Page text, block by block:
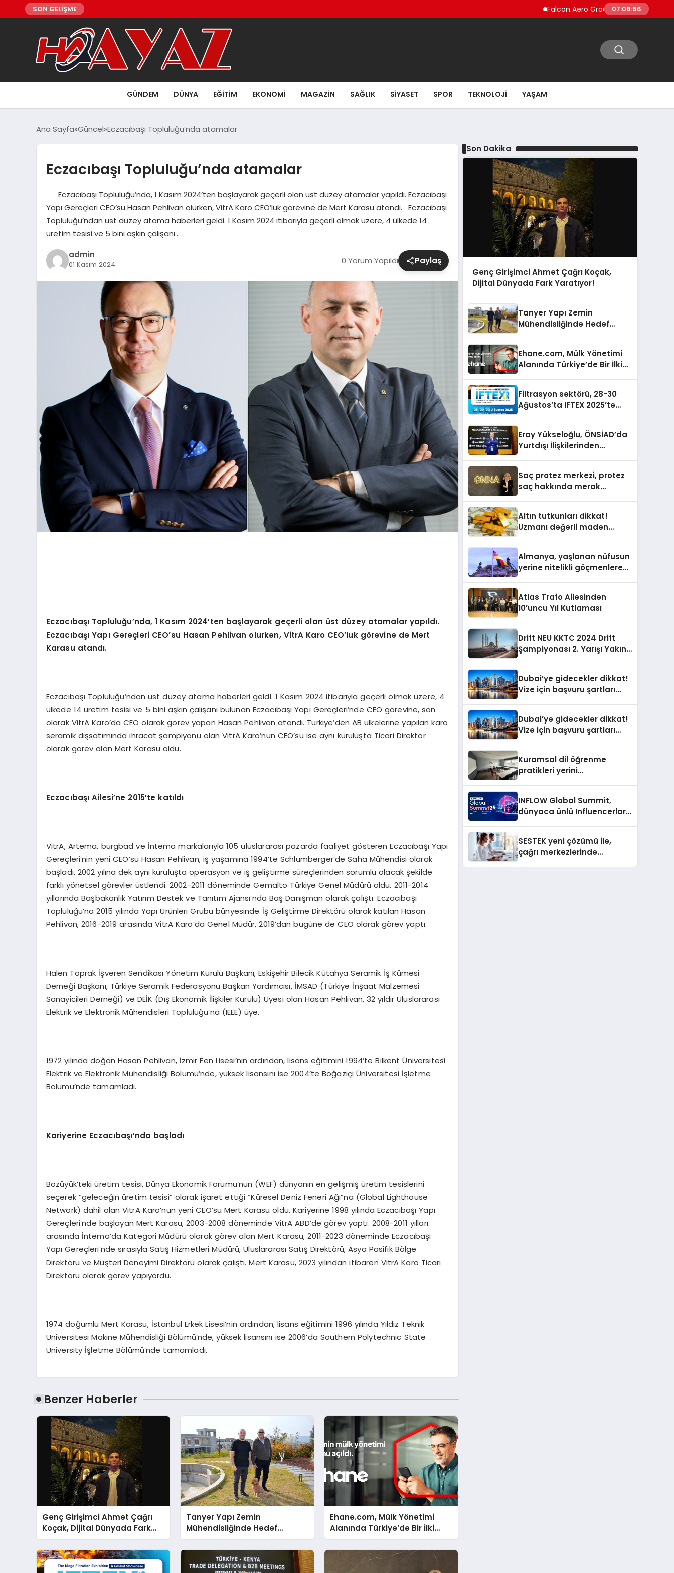
SON GELİŞME Falcon Aero Group, Küresel Havacılık
07:08:57
GÜNDEM DÜNYA EĞITIM EKONOMI MAGAZIN SAĞLIK SIYASET SPOR TEKNOLOJI YAŞAM
Ana Sayfa Güncel Eczacıbaşı Topluluğu’nda atamalar
Eczacıbaşı Topluluğu’nda atamalar
Eczacıbaşı Topluluğu’nda, 1 Kasım 2024’ten başlayarak geçerli olan üst düzey atamalar yapıldı. Eczacıbaşı
Yapı Gereçleri CEO’su Hasan Pehlivan olurken, VitrA Karo CEO’luk görevine de Mert Karasu atandı. Eczacıbaşı
Topluluğu’ndan üst düzey atama haberleri geldi. 1 Kasım 2024 itibarıyla geçerli olmak üzere, 4 ülkede 14
üretim tesisi ve 5 bini aşkın çalışanı…
admin
01 Kasım 2024 0 Yorum Yapıldı Paylaş
Eczacıbaşı Topluluğu’nda, 1 Kasım 2024’ten başlayarak geçerli olan üst düzey atamalar yapıldı.
Eczacıbaşı Yapı Gereçleri CEO’su Hasan Pehlivan olurken, VitrA Karo CEO’luk görevine de Mert
Karasu atandı.
Eczacıbaşı Topluluğu’ndan üst düzey atama haberleri geldi. 1 Kasım 2024 itibarıyla geçerli olmak üzere, 4
ülkede 14 üretim tesisi ve 5 bini aşkın çalışanı bulunan Eczacıbaşı Yapı Gereçleri’nde CEO görevine, son
olarak VitrA Karo’da CEO olarak görev yapan Hasan Pehlivan atandı. Türkiye’den AB ülkelerine yapılan karo
seramik dışsatımında ihracat şampiyonu olan VitrA Karo’nun CEO’su ise aynı kuruluşta Ticari Direktör
olarak görev alan Mert Karasu oldu.
Eczacıbaşı Ailesi’ne 2015’te katıldı
VitrA, Artema, burgbad ve İntema markalarıyla 105 uluslararası pazarda faaliyet gösteren Eczacıbaşı Yapı
Gereçleri’nin yeni CEO’su Hasan Pehlivan, iş yaşamına 1994’te Schlumberger’de Saha Mühendisi olarak
başladı. 2002 yılına dek aynı kuruluşta operasyon ve iş geliştirme süreçlerinden sorumlu olacak şekilde
farklı yönetsel görevler üstlendi. 2002-2011 döneminde Gemalto Türkiye Genel Müdürü oldu. 2011-2014
yıllarında Başbakanlık Yatırım Destek ve Tanıtım Ajansı’nda Baş Danışman olarak çalıştı. Eczacıbaşı
Topluluğu’na 2015 yılında Yapı Ürünleri Grubu bünyesinde İş Geliştirme Direktörü olarak katılan Hasan
Pehlivan, 2016-2019 arasında VitrA Karo’da Genel Müdür, 2019’dan bugüne de CEO olarak görev yaptı.
Halen Toprak İşveren Sendikası Yönetim Kurulu Başkanı, Eskişehir Bilecik Kütahya Seramik İş Kümesi
Derneği Başkanı, Türkiye Seramik Federasyonu Başkan Yardımcısı, İMSAD (Türkiye İnşaat Malzemesi
Sanayicileri Derneği) ve DEİK (Dış Ekonomik İlişkiler Kurulu) Üyesi olan Hasan Pehlivan, 32 yıldır Uluslararası
Elektrik ve Elektronik Mühendisleri Topluluğu’na (IEEE) üye.
1972 yılında doğan Hasan Pehlivan, İzmir Fen Lisesi’nin ardından, lisans eğitimini 1994’te Bilkent Üniversitesi
Elektrik ve Elektronik Mühendisliği Bölümü’nde, yüksek lisansını ise 2004’te Boğaziçi Üniversitesi İşletme
Bölümü’nde tamamladı.
Kariyerine Eczacıbaşı’nda başladı
Bozüyük’teki üretim tesisi, Dünya Ekonomik Forumu’nun (WEF) dünyanın en gelişmiş üretim tesislerini
seçerek “geleceğin üretim tesisi” olarak işaret ettiği “Küresel Deniz Feneri Ağı”na (Global Lighthouse
Network) dahil olan VitrA Karo’nun yeni CEO’su Mert Karasu oldu. Kariyerine 1998 yılında Eczacıbaşı Yapı
Gereçleri’nde başlayan Mert Karasu, 2003-2008 döneminde VitrA ABD’de görev yaptı. 2008-2011 yılları
arasında İntema’da Kategori Müdürü olarak görev alan Mert Karasu, 2011-2023 döneminde Eczacıbaşı
Yapı Gereçleri’nde sırasıyla Satış Hizmetleri Müdürü, Uluslararası Satış Direktörü, Asya Pasifik Bölge
Direktörü ve Müşteri Deneyimi Direktörü olarak çalıştı. Mert Karasu, 2023 yılından itibaren VitrA Karo Ticari
Direktörü olarak görev yapıyordu.
1974 doğumlu Mert Karasu, İstanbul Erkek Lisesi’nin ardından, lisans eğitimini 1996 yılında Yıldız Teknik
Üniversitesi Makine Mühendisliği Bölümü’nde, yüksek lisansını ise 2006’da Southern Polytechnic State
University İşletme Bölümü’nde tamamladı.
Benzer Haberler
Genç Girişimci Ahmet Çağrı
Koçak, Dijital Dünyada Fark
Yaratıyor!
Tanyer Yapı Zemin
Mühendisliğinde Hedef
Büyüttü
Ehane.com, Mülk Yönetimi
Alanında Türkiye’de Bir İlki
Gerçekleştirmek İçin Yayında
Son Dakika
Genç Girişimci Ahmet Çağrı Koçak,
Dijital Dünyada Fark Yaratıyor!
Tanyer Yapı Zemin
Mühendisliğinde Hedef
Ehane.com, Mülk Yönetimi
Alanında Türkiye’de Bir İlki
Filtrasyon sektörü, 28-30
Ağustos’ta IFTEX 2025’te
Eray Yükseloğlu, ÖNSİAD’da
Yurtdışı İlişkilerinden
Saç protez merkezi, protez
saç hakkında merak
Altın tutkunları dikkat!
Uzmanı değerli maden
Almanya, yaşlanan nüfusun
yerine nitelikli göçmenlere
Atlas Trafo Ailesinden
10’uncu Yıl Kutlaması
Drift NEU KKTC 2024 Drift
Şampiyonası 2. Yarışı Yakın
Dubai’ye gidecekler dikkat!
Vize için başvuru şartları
Dubai’ye gidecekler dikkat!
Vize için başvuru şartları
Kuramsal dil öğrenme
pratikleri yerini
INFLOW Global Summit,
dünyaca ünlü Influencerları
SESTEK yeni çözümü ile,
çağrı merkezlerinde